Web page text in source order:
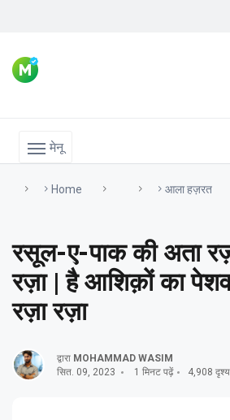
मेनू
Home आला हज़रत
रसूल-ए-पाक की अता
रज़ा | है आशिक़ों का
रज़ा रज़ा
द्वारा MOHAMMAD WASIM
सित. 09, 2023
1 मिनट पढ़ें 4,908 दृश्य